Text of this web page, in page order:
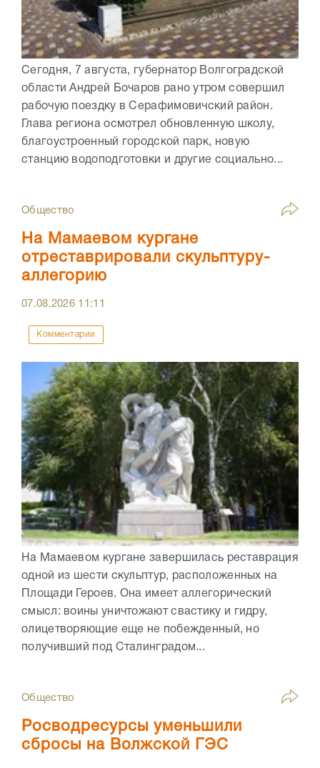
Сегодня, 7 августа, губернатор Волгоградской
области Андрей Бочаров рано утром совершил
рабочую поездку в Серафимовичский район.
Глава региона осмотрел обновленную школу,
благоустроенный городской парк, новую
станцию водоподготовки и другие социально...
Общество
На Мамаевом кургане
отреставрировали скульптуру-
аллегорию
07.08.2026 11:11
Комментарии
На Мамаевом кургане завершилась реставрация
одной из шести скульптур, расположенных на
Площади Героев. Она имеет аллегорический
смысл: воины уничтожают свастику и гидру,
олицетворяющие еще не побежденный, но
получивший под Сталинградом...
Общество
Росводресурсы уменьшили
сбросы на Волжской ГЭС